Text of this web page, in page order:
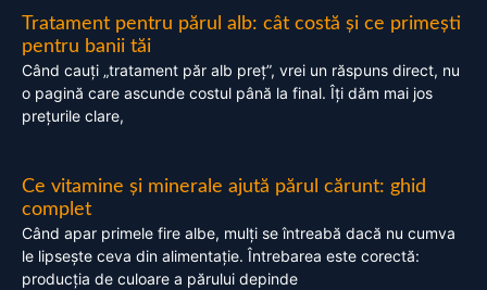
Tratament pentru părul alb: cât costă și ce primești
pentru banii tăi
Când cauți „tratament păr alb preț”, vrei un răspuns direct, nu
o pagină care ascunde costul până la final. Îți dăm mai jos
prețurile clare,
Ce vitamine și minerale ajută părul cărunt: ghid
complet
Când apar primele fire albe, mulți se întreabă dacă nu cumva
le lipsește ceva din alimentație. Întrebarea este corectă:
producția de culoare a părului depinde